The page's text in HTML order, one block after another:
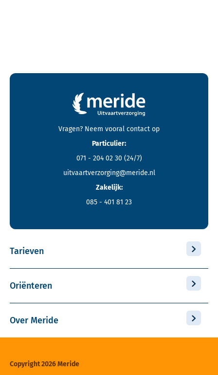
Contactgegevens en footer menu van Meride
Vragen? Neem vooral contact op
Particulier:
071 - 204 02 30 (24/7)
uitvaartverzorging@meride.nl
Zakelijk:
085 - 401 81 23
Tarieven
Oriënteren
Over Meride
Copyright 2026 Meride